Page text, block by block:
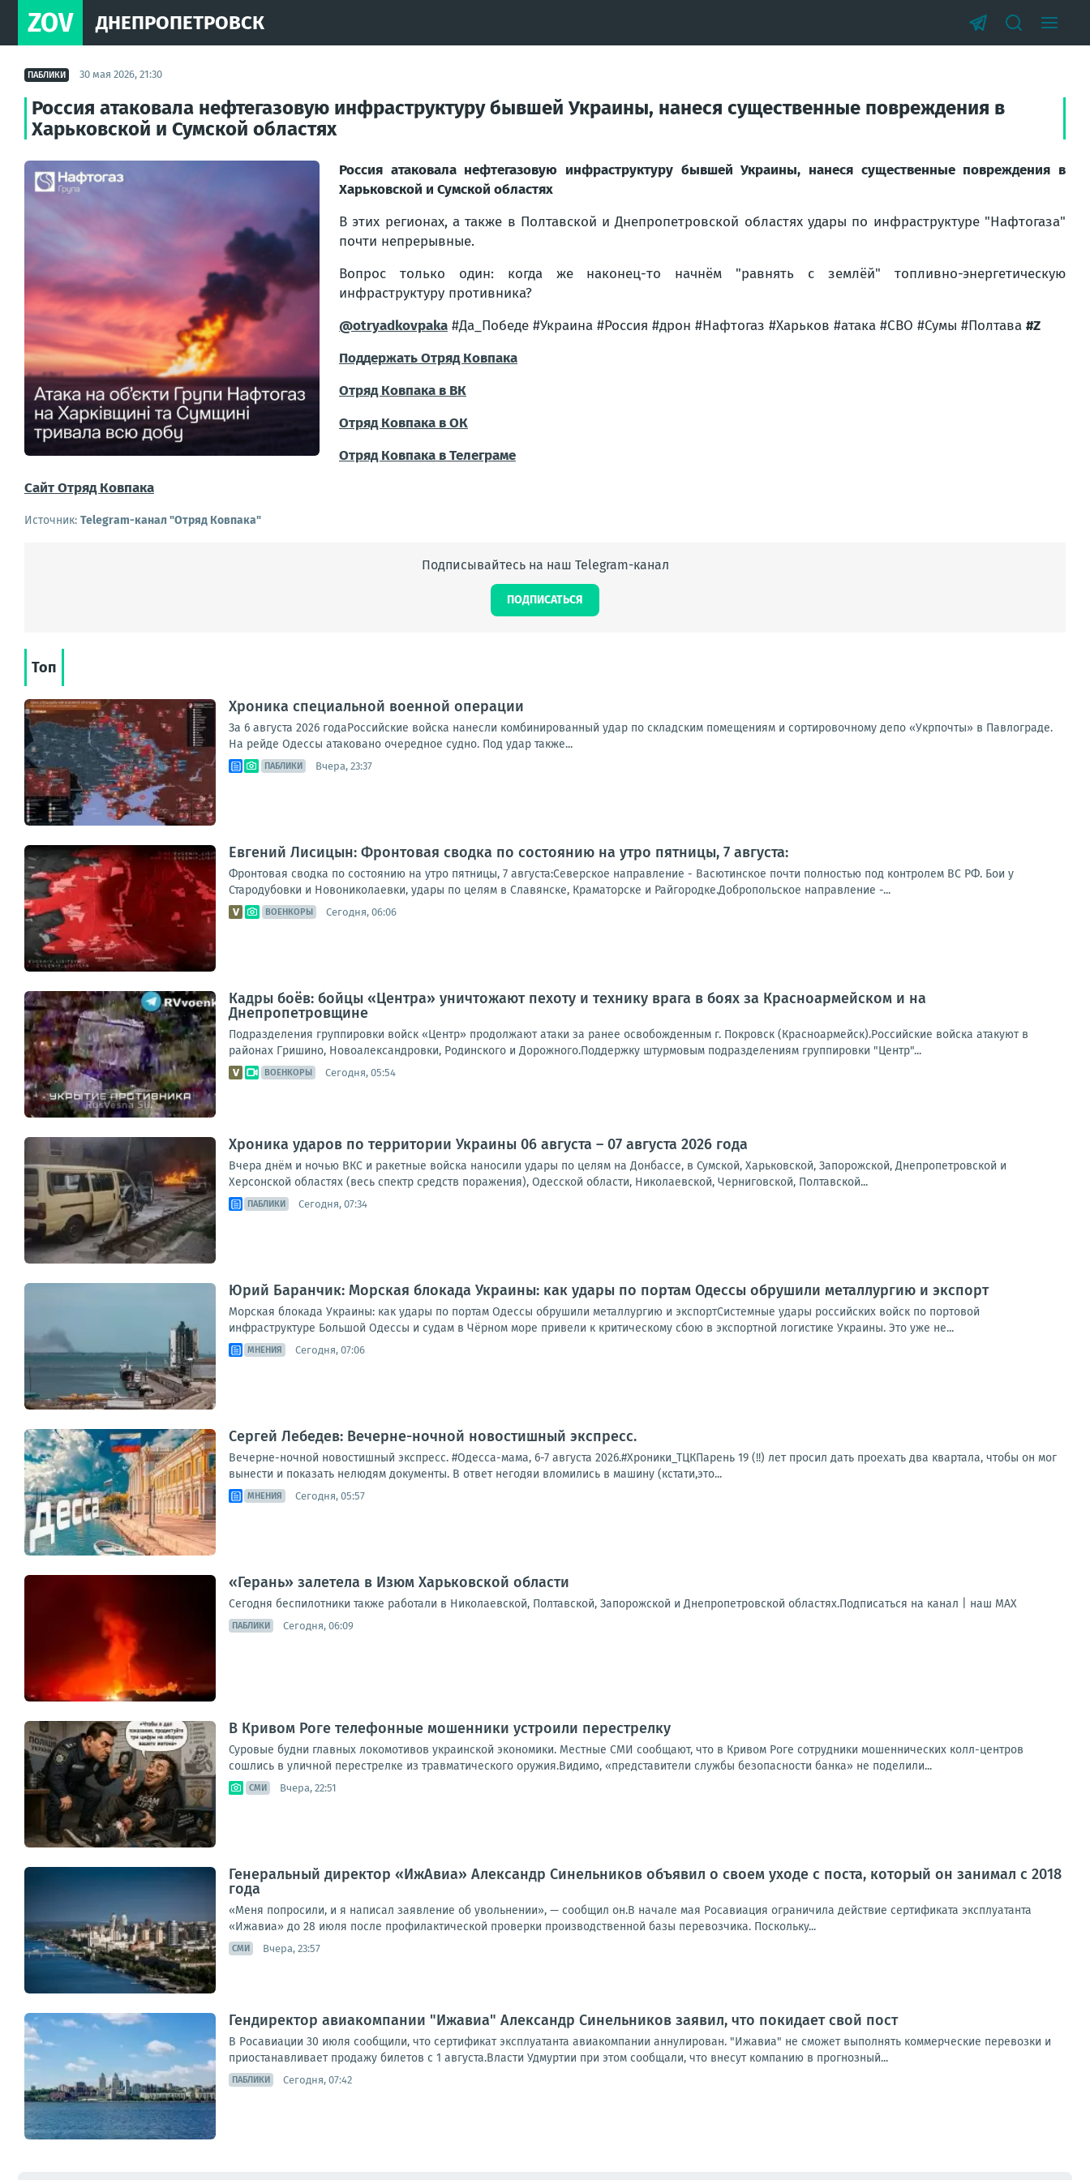
ZOV ДНЕПРОПЕТРОВСК
ПАБЛИКИ 30 мая 2026, 21:30
Россия атаковала нефтегазовую инфраструктуру бывшей Украины, нанеся существенные повреждения в
Харьковской и Сумской областях
Россия атаковала нефтегазовую инфраструктуру бывшей Украины, нанеся существенные повреждения в
Харьковской и Сумской областях
В этих регионах, а также в Полтавской и Днепропетровской областях удары по инфраструктуре "Нафтогаза"
почти непрерывные.
Вопрос только один: когда же наконец-то начнём "равнять с землёй" топливно-энергетическую
инфраструктуру противника?
@otryadkovpaka #Да_Победе #Украина #Россия #дрон #Нафтогаз #Харьков #атака #СВО #Сумы #Полтава #Z
Поддержать Отряд Ковпака
Отряд Ковпака в ВК
Отряд Ковпака в ОК
Отряд Ковпака в Телеграме
Сайт Отряд Ковпака
Источник: Telegram-канал "Отряд Ковпака"
Подписывайтесь на наш Telegram-канал
ПОДПИСАТЬСЯ
Топ
Хроника специальной военной операции
За 6 августа 2026 годаРоссийские войска нанесли комбинированный удар по складским помещениям и сортировочному депо «Укрпочты» в Павлограде.
На рейде Одессы атаковано очередное судно. Под удар также...
ПАБЛИКИ Вчера, 23:37
Евгений Лисицын: Фронтовая сводка по состоянию на утро пятницы, 7 августа:
Фронтовая сводка по состоянию на утро пятницы, 7 августа:Северское направление - Васютинское почти полностью под контролем ВС РФ. Бои у
Стародубовки и Новониколаевки, удары по целям в Славянске, Краматорске и Райгородке.Добропольское направление -...
ВОЕНКОРЫ Сегодня, 06:06
Кадры боёв: бойцы «Центра» уничтожают пехоту и технику врага в боях за Красноармейском и на
Днепропетровщине
Подразделения группировки войск «Центр» продолжают атаки за ранее освобожденным г. Покровск (Красноармейск).Российские войска атакуют в
районах Гришино, Новоалександровки, Родинского и Дорожного.Поддержку штурмовым подразделениям группировки "Центр"...
ВОЕНКОРЫ Сегодня, 05:54
Хроника ударов по территории Украины 06 августа – 07 августа 2026 года
Вчера днём и ночью ВКС и ракетные войска наносили удары по целям на Донбассе, в Сумской, Харьковской, Запорожской, Днепропетровской и
Херсонской областях (весь спектр средств поражения), Одесской области, Николаевской, Черниговской, Полтавской...
ПАБЛИКИ Сегодня, 07:34
Юрий Баранчик: Морская блокада Украины: как удары по портам Одессы обрушили металлургию и экспорт
Морская блокада Украины: как удары по портам Одессы обрушили металлургию и экспортСистемные удары российских войск по портовой
инфраструктуре Большой Одессы и судам в Чёрном море привели к критическому сбою в экспортной логистике Украины. Это уже не...
МНЕНИЯ Сегодня, 07:06
Сергей Лебедев: Вечерне-ночной новостишный экспресс.
Вечерне-ночной новостишный экспресс. #Одесса-мама, 6-7 августа 2026.#Хроники_ТЦКПарень 19 (!!) лет просил дать проехать два квартала, чтобы он мог
вынести и показать нелюдям документы. В ответ негодяи вломились в машину (кстати,это...
МНЕНИЯ Сегодня, 05:57
«Герань» залетела в Изюм Харьковской области
Сегодня беспилотники также работали в Николаевской, Полтавской, Запорожской и Днепропетровской областях.Подписаться на канал | наш МАХ
ПАБЛИКИ Сегодня, 06:09
В Кривом Роге телефонные мошенники устроили перестрелку
Суровые будни главных локомотивов украинской экономики. Местные СМИ сообщают, что в Кривом Роге сотрудники мошеннических колл-центров
сошлись в уличной перестрелке из травматического оружия.Видимо, «представители службы безопасности банка» не поделили...
СМИ Вчера, 22:51
Генеральный директор «ИжАвиа» Александр Синельников объявил о своем уходе с поста, который он занимал с 2018
года
«Меня попросили, и я написал заявление об увольнении», — сообщил он.В начале мая Росавиация ограничила действие сертификата эксплуатанта
«Ижавиа» до 28 июля после профилактической проверки производственной базы перевозчика. Поскольку...
СМИ Вчера, 23:57
Гендиректор авиакомпании "Ижавиа" Александр Синельников заявил, что покидает свой пост
В Росавиации 30 июля сообщили, что сертификат эксплуатанта авиакомпании аннулирован. "Ижавиа" не сможет выполнять коммерческие перевозки и
приостанавливает продажу билетов с 1 августа.Власти Удмуртии при этом сообщали, что внесут компанию в прогнозный...
ПАБЛИКИ Сегодня, 07:42